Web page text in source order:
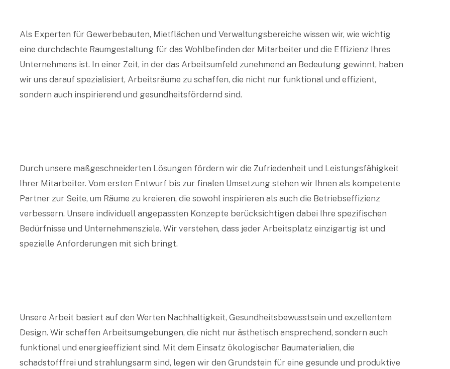
Als Experten für Gewerbebauten, Mietflächen und Verwaltungsbereiche wissen wir, wie wichtig
eine durchdachte Raumgestaltung für das Wohlbefinden der Mitarbeiter und die Effizienz Ihres
Unternehmens ist. In einer Zeit, in der das Arbeitsumfeld zunehmend an Bedeutung gewinnt, haben
wir uns darauf spezialisiert, Arbeitsräume zu schaffen, die nicht nur funktional und effizient,
sondern auch inspirierend und gesundheitsfördernd sind.
Durch unsere maßgeschneiderten Lösungen fördern wir die Zufriedenheit und Leistungsfähigkeit
Ihrer Mitarbeiter. Vom ersten Entwurf bis zur finalen Umsetzung stehen wir Ihnen als kompetente
Partner zur Seite, um Räume zu kreieren, die sowohl inspirieren als auch die Betriebseffizienz
verbessern. Unsere individuell angepassten Konzepte berücksichtigen dabei Ihre spezifischen
Bedürfnisse und Unternehmensziele. Wir verstehen, dass jeder Arbeitsplatz einzigartig ist und
spezielle Anforderungen mit sich bringt.
Unsere Arbeit basiert auf den Werten Nachhaltigkeit, Gesundheitsbewusstsein und exzellentem
Design. Wir schaffen Arbeitsumgebungen, die nicht nur ästhetisch ansprechend, sondern auch
funktional und energieeffizient sind. Mit dem Einsatz ökologischer Baumaterialien, die
schadstofffrei und strahlungsarm sind, legen wir den Grundstein für eine gesunde und produktive